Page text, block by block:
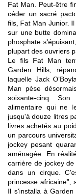
Fat Man. Peut-être
céder un sacré
fils, Fat Man Junior.
sur une butte
phosphate
plupart des ouvriers
Le fils Fat Man
Garden Hills,
laquelle Jack
Man pèse
soixante-cinq.
alimentaire qui ne
jusqu'à douze litres
livres achetés au
un parcours
jockey pesant
aménagée. En
carrière de jockey
dans un cirque.
princesse africaine”,
Il s'installa à